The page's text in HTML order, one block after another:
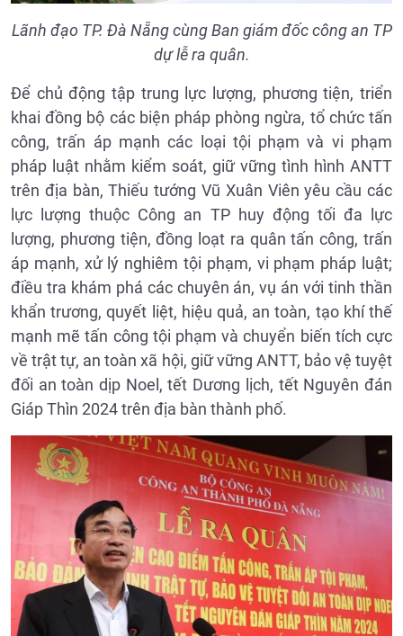
Lãnh đạo TP. Đà Nẵng cùng Ban giám đốc công an TP
dự lễ ra quân.
Để chủ động tập trung lực lượng, phương tiện, triển
khai đồng bộ các biện pháp phòng ngừa, tổ chức tấn
công, trấn áp mạnh các loại tội phạm và vi phạm
pháp luật nhằm kiểm soát, giữ vững tình hình ANTT
trên địa bàn, Thiếu tướng Vũ Xuân Viên yêu cầu các
lực lượng thuộc Công an TP huy động tối đa lực
lượng, phương tiện, đồng loạt ra quân tấn công, trấn
áp mạnh, xử lý nghiêm tội phạm, vi phạm pháp luật;
điều tra khám phá các chuyên án, vụ án với tinh thần
khẩn trương, quyết liệt, hiệu quả, an toàn, tạo khí thế
mạnh mẽ tấn công tội phạm và chuyển biến tích cực
về trật tự, an toàn xã hội, giữ vững ANTT, bảo vệ tuyệt
đối an toàn dịp Noel, tết Dương lịch, tết Nguyên đán
Giáp Thìn 2024 trên địa bàn thành phố.